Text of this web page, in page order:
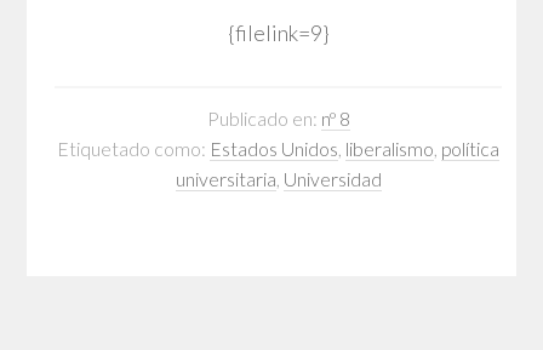
{filelink=9}
Publicado en: nº 8
Etiquetado como: Estados Unidos liberalismo política
universitaria Universidad